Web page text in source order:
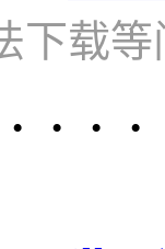
下载等
· · ·